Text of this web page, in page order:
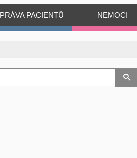
PRÁVA PACIENTŮ NEMOCI